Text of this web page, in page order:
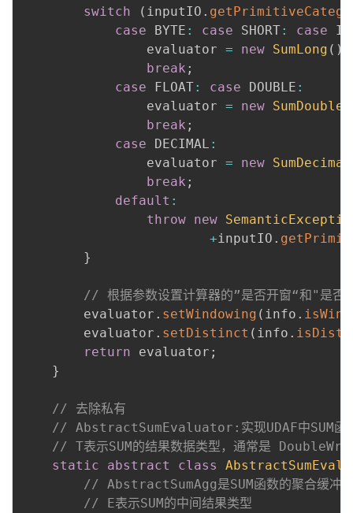
switch ( inputIO .
case BYTE : case SHORT: case
                evaluator
= new SumLong ( )
break ;
case FLOAT: case DOUBLE :
                evaluator
= new SumDouble
break ;
case DECIMAL :
                evaluator
= new SumDecimal
break ;
default :
throw new
+inputIO .
}
// 根据参数设置计算器的”是否开窗“和"是否
        evaluator
. setWindowing ( info .
        evaluator
. setDistinct ( info .
return evaluator ;
}
// 去除私有
// AbstractSumEvaluator:实现UDAF中SUM函
// T表示SUM的结果数据类型，通常是
static
abstract class
// AbstractSumAgg是SUM函数的聚合缓冲
// E表示SUM的中间结果类型